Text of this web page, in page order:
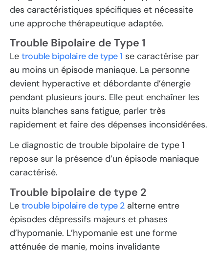
des caractéristiques spécifiques et nécessite
une approche thérapeutique adaptée.
Trouble Bipolaire de Type 1
Le trouble bipolaire de type 1 se caractérise par
au moins un épisode maniaque. La personne
devient hyperactive et débordante d’énergie
pendant plusieurs jours. Elle peut enchaîner les
nuits blanches sans fatigue, parler très
rapidement et faire des dépenses inconsidérées.
Le diagnostic de trouble bipolaire de type 1
repose sur la présence d’un épisode maniaque
caractérisé.
Trouble bipolaire de type 2
Le trouble bipolaire de type 2alterne entre
épisodes dépressifs majeurs et phases
d’hypomanie. L’hypomanie est une forme
atténuée de manie, moins invalidante